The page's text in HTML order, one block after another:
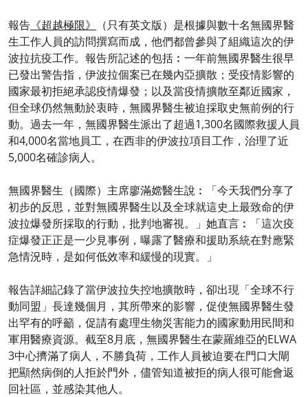
報告 《超越極限》
（只有英文版）是根據與數十名無國界醫
生工作人員的訪問撰寫而成，他們都曾參與了組織這次的伊
波拉抗疫工作。報告所記述的包括︰一年前無國界醫生很早
已發出警告指，伊波拉個案已在幾內亞擴散；受疫情影響的
國家最初拒絕承認疫情爆發；以及當疫情擴散至鄰近國家，
但全球仍然無動於衷時，無國界醫生被迫採取史無前例的行
動。過去一年，無國界醫生派出了超過1,300名國際救援人員
和4,000名當地員工，在西非的伊波拉項目工作，治理了近
5,000名確診病人。
無國界醫生（國際）主席廖滿嫦醫生說︰「今天我們分享了
初步的反思，並對無國界醫生以及全球就這史上最致命的伊
波拉爆發所採取的行動，批判地審視。」她直言︰「這次疫
症爆發正正是一少見事例，曝露了醫療和援助系統在對應緊
急情況時，是如何低效率和緩慢的現實。」
報告詳細記錄了當伊波拉失控地擴散時，卻出現「全球不行
動同盟」長達幾個月，其所帶來的影響，促使無國界醫生發
出罕有的呼籲，促請有處理生物災害能力的國家動用民間和
軍用醫療資源。截至8月底，無國界醫生在蒙羅維亞的ELWA
3中心擠滿了病人，不勝負荷，工作人員被迫要在門口大閘
把顯然病倒的人拒於門外，儘管知道被拒的病人很可能會返
回社區，並感染其他人。